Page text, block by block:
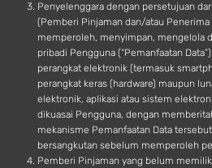
Penyelenggara dengan persetujuan
(Pemberi Pinjaman dan/atau Penerima
memperoleh, menyimpan, mengelola
pribadi Pengguna (“Pemanfaatan
perangkat elektronik (termasuk
perangkat keras (hardware) maupun
elektronik, aplikasi atau sistem
dikuasai Pengguna, dengan
mekanisme Pemanfaatan Data
bersangkutan sebelum memperoleh
Pemberi Pinjaman yang belum